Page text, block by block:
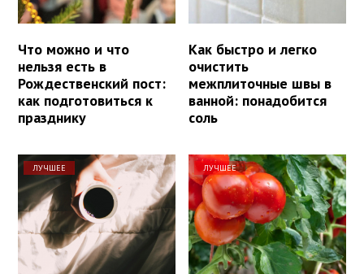
Что можно и что
нельзя есть в
Рождественский пост:
как подготовиться к
празднику
Как быстро и легко
очистить
межплиточные швы в
ванной: понадобится
соль
ЛУЧШЕЕ ЛУЧШЕЕ